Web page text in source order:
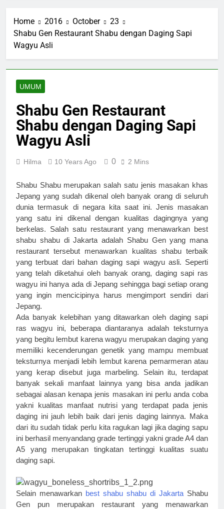
Home 2016 October
23
Shabu Gen Restaurant Shabu dengan Daging Sapi
Wagyu Asli
UMUM
Shabu Gen Restaurant
Shabu dengan Daging Sapi
Wagyu Asli
Hilma 10 Years Ago 0 2 Mins
Shabu Shabu merupakan salah satu jenis masakan khas
Jepang yang sudah dikenal oleh banyak orang di seluruh
dunia termasuk di negara kita saat ini. Jenis masakan
yang satu ini dikenal dengan kualitas dagingnya yang
berkelas. Salah satu restaurant yang menawarkan
best
shabu shabu di Jakarta adalah Shabu Gen yang mana
restaurant tersebut menawarkan kualitas shabu terbaik
yang terbuat dari bahan daging sapi wagyu asli. Seperti
yang telah diketahui oleh banyak orang, daging sapi ras
wagyu ini hanya ada di Jepang sehingga bagi setiap orang
yang ingin mencicipinya harus mengimport sendiri dari
Jepang.
Ada banyak kelebihan yang ditawarkan oleh daging sapi
ras wagyu ini, beberapa diantaranya adalah teksturnya
yang begitu lembut karena wagyu merupakan daging yang
memiliki kecenderungan genetik yang mampu membuat
teksturnya menjadi lebih lembut karena pemarmeran atau
yang kerap disebut juga marbeling. Selain itu, terdapat
banyak sekali manfaat lainnya yang bisa anda jadikan
sebagai alasan kenapa jenis masakan ini perlu anda coba
yakni kualitas manfaat nutrisi yang terdapat pada jenis
daging ini jauh lebih baik dari jenis daging lainnya. Maka
dari itu sudah tidak perlu kita ragukan lagi jika daging sapu
ini berhasil menyandang grade tertinggi yakni grade A4 dan
A5 yang merupakan tingkatan tertinggi kualitas suatu
daging sapi.
Selain menawarkan best shabu shabu di Jakarta Shabu
Gen pun merupakan restaurant yang menawarkan